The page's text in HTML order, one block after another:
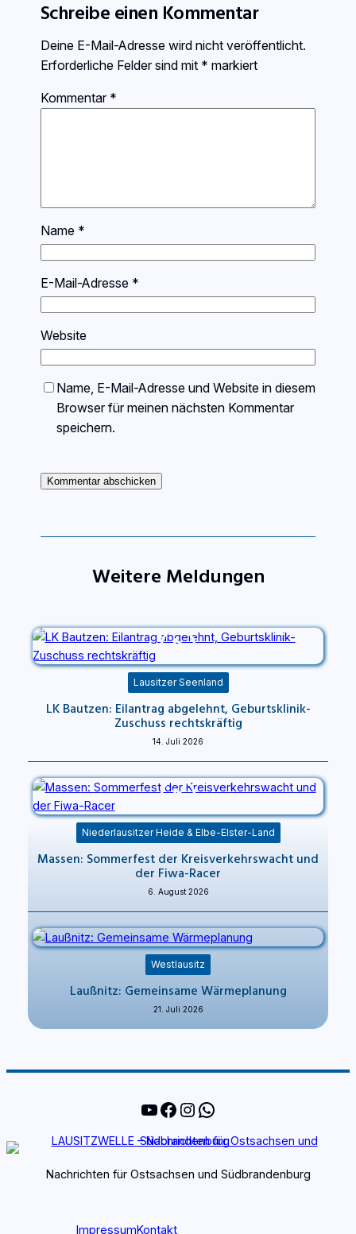
Schreibe einen Kommentar
Deine E-Mail-Adresse wird nicht veröffentlicht.
Erforderliche Felder sind mit * markiert
Kommentar *
Name *
E-Mail-Adresse *
Website
Name, E-Mail-Adresse und Website in diesem
Browser für meinen nächsten Kommentar
speichern.
Weitere Meldungen
Lausitzer Seenland
LK Bautzen: Eilantrag abgelehnt, Geburtsklinik-
Zuschuss rechtskräftig
14. Juli 2026
Niederlausitzer Heide & Elbe-Elster-Land
Massen: Sommerfest der Kreisverkehrswacht und
der Fiwa-Racer
6. August 2026
Westlausitz
Laußnitz: Gemeinsame Wärmeplanung
21. Juli 2026
YouTube
Facebook
Instagram
WhatsApp
Nachrichten für Ostsachsen und Südbrandenburg
ImpressumKontakt